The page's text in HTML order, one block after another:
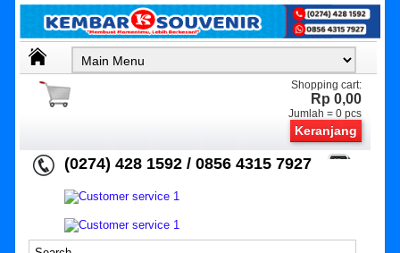
Shopping cart:
Rp 0,00
Jumlah =0 pcs
Keranjang
(0274) 428 1592 / 0856 4315 7927